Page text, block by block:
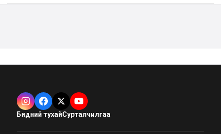
Бидний тухайСурталчилгаа